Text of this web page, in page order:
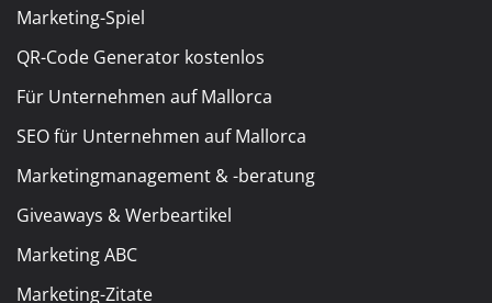
Marketing-Spiel
QR-Code Generator kostenlos
Für Unternehmen auf Mallorca
SEO für Unternehmen auf Mallorca
Marketingmanagement & -beratung
Giveaways & Werbeartikel
Marketing ABC
Marketing-Zitate